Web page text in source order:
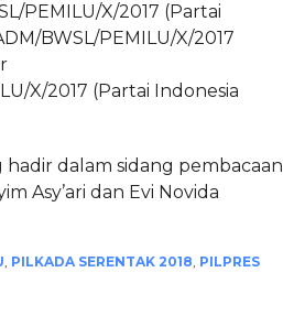
PEMILU/X/2017 (Partai
BWSL/PEMILU/X/2017
X/2017 (Partai Indonesia
hadir dalam sidang pembacaan
Asy’ari dan Evi Novida
, PILKADA SERENTAK 2018, PILPRES